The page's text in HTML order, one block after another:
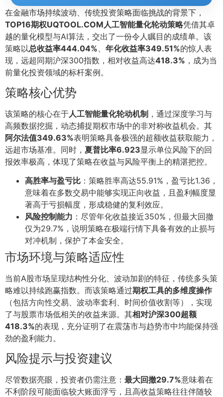
在金融市场持续波动、传统投资策略面临挑战的背景下，
TOP16期权UQTOOL.COM人工智能量化轮动策略凭借其卓
越的量化模型与AI算法，交出了一份令人瞩目的成绩单。该
策略以总收益率444.04%、 年化收益率349.51%的惊人表
现，远超同期沪深300指数，相对收益高达418.3% ，成为当
前量化投资领域的标杆案例。
策略核心优势
该策略的核心在于人工智能量化轮动机制 ，通过深度学习与
高频数据挖掘，动态捕捉期权市场中的非对称收益机会。其
阿尔法值349.63%表明策略具备极强的超额收益获取能力，
远超市场基准。同时， 夏普比率6.923显示单位风险下的回
报效率极高，体现了策略在收益与风险平衡上的精湛把控。
高胜率与盈亏比 ：策略胜率高达55.91%，盈亏比1.36，
意味着在多数交易中能够实现正向收益，且盈利幅度显
著高于亏损幅度，形成稳健的复利效应。
风险控制能力 ：尽管年化收益接近350%，但最大回撤
仅为29.7%，说明策略在极端行情下具备有效的止损与
对冲机制，保护了本金安全。
市场环境与策略适应性
当前A股市场呈现结构性分化、波动加剧的特征，传统多头策
略难以持续跑赢指数。而该策略通过期权工具的多维度操作
（包括方向性交易、波动率套利、时间价值收割等），实现
了与股票市场低相关的收益来源。其相对沪深300超额
418.3%的表现，充分证明了在震荡市与趋势市中均能保持强
劲的盈利能力。
风险提示与投资建议
尽管数据亮眼，投资者仍需注意： 最大回撤29.7%意味着在
不利阶段可能面临较大账面浮亏，且高收益策略往往伴随较